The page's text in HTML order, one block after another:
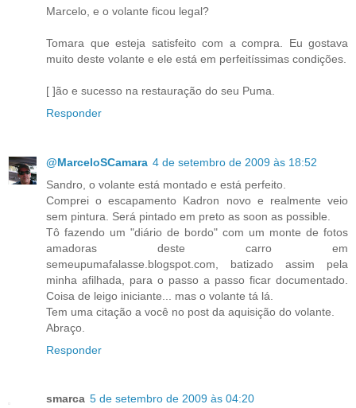
Marcelo, e o volante ficou legal?
Tomara que esteja satisfeito com a compra. Eu gostava
muito deste volante e ele está em perfeitíssimas condições.
[ ]ão e sucesso na restauração do seu Puma.
Responder
@MarceloSCamara 4 de setembro de 2009 às 18:52
Sandro, o volante está montado e está perfeito.
Comprei o escapamento Kadron novo e realmente veio
sem pintura. Será pintado em preto as soon as possible.
Tô fazendo um "diário de bordo" com um monte de fotos
amadoras deste carro em
semeupumafalasse.blogspot.com, batizado assim pela
minha afilhada, para o passo a passo ficar documentado.
Coisa de leigo iniciante... mas o volante tá lá.
Tem uma citação a você no post da aquisição do volante.
Abraço.
Responder
smarca 5 de setembro de 2009 às 04:20